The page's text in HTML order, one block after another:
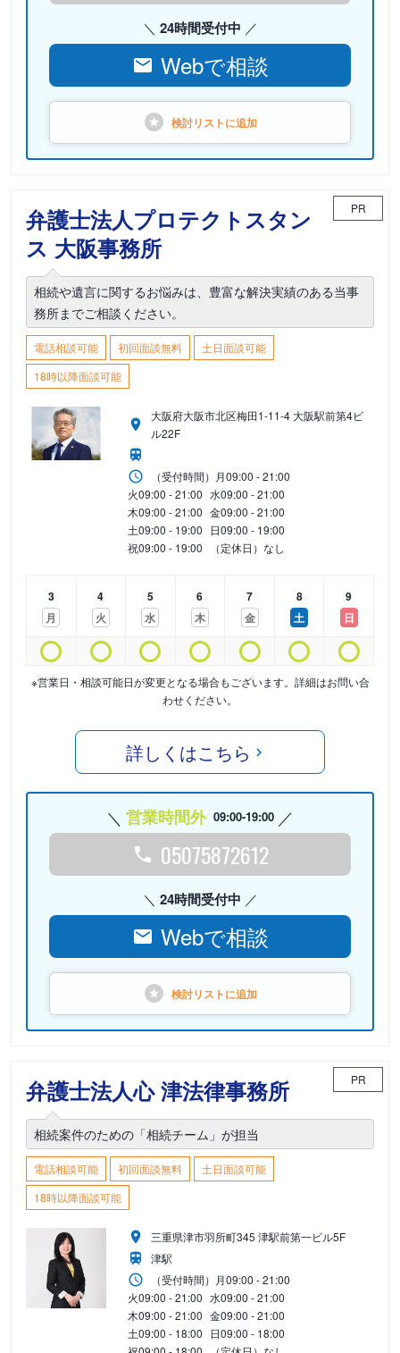
24時間受付中
Webで相談
検討リストに追加
弁護士法人プロテクトスタン
ス 大阪事務所
PR
相続や遺言に関するお悩みは、豊富な解決実績のある当事
務所までご相談ください。
電話相談可能 初回面談無料
土日面談可能
18時以降面談可能
大阪府大阪市北区梅田1-11-4 大阪駅前第4ビ
ル22F
（受付時間） 月09:00 - 21:00
火09:00 - 21:00 水09:00 - 21:00
木09:00 - 21:00 金09:00 - 21:00
土09:00 - 19:00 日09:00 - 19:00
祝09:00 - 19:00 （定休日）なし
3
月
4
火
5
水
6
木
7
金
8
土
9
日
※営業日・相談可能日が変更となる場合もございます。詳細はお問い合
わせください。
詳しくはこちら
営業時間外 09:00-19:00
05075872612
24時間受付中
Webで相談
検討リストに追加
弁護士法人心 津法律事務所 PR
相続案件のための「相続チーム」が担当
電話相談可能 初回面談無料
土日面談可能
18時以降面談可能
三重県津市羽所町345 津駅前第一ビル5F
津駅
（受付時間） 月09:00 - 21:00
火09:00 - 21:00 水09:00 - 21:00
木09:00 - 21:00 金09:00 - 21:00
土09:00 - 18:00 日09:00 - 18:00